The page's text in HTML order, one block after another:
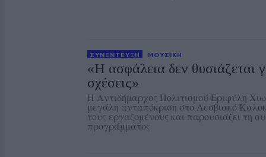
ΣΥΝΕΝΤΕΥΞΗ ΜΟΥΣΙΚΗ
«Η ασφάλεια δεν θυσιάζεται
σχέσεις»
Η Αντιδήμαρχος Πολιτισμού Εριφύλη
μεγάλη ανταπόκριση στο Λεσβιακό
τους εργαζομένους και παρουσιάζει τη
προγράμματος